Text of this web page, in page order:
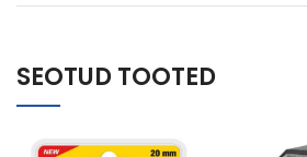
SEOTUD TOOTED